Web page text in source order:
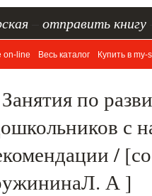
отправить книгу
on-line Весь каталог Купить в my-
по
с
/
А ]